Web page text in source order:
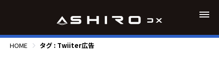
HOME タグ : Twiiter広告